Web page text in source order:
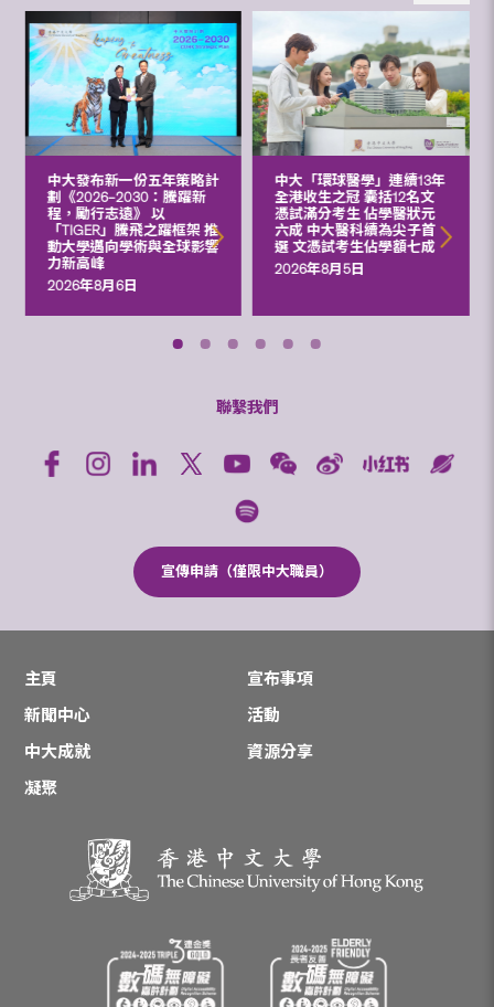
中大發布新一份五年策略計
劃《2026‒2030：騰躍新
程，勵行志遠》 以
「TIGER」騰飛之躍框架 推
動大學邁向學術與全球影響
力新高峰
2026年8月6日
中大「環球醫學」連續13年
全港收生之冠 囊括12名文
憑試滿分考生 佔學醫狀元
六成 中大醫科續為尖子首
選 文憑試考生佔學額七成
2026年8月5日
聯繫我們
宣傳申請（僅限中大職員）
主頁
宣布事項
新聞中心
活動
中大成就
資源分享
凝聚